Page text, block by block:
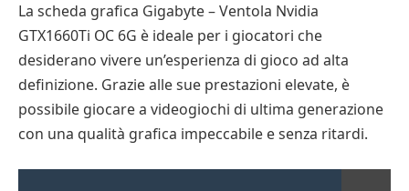
La scheda grafica Gigabyte – Ventola Nvidia
GTX1660Ti OC 6G è ideale per i giocatori che
desiderano vivere un’esperienza di gioco ad alta
definizione. Grazie alle sue prestazioni elevate, è
possibile giocare a videogiochi di ultima generazione
con una qualità grafica impeccabile e senza ritardi.